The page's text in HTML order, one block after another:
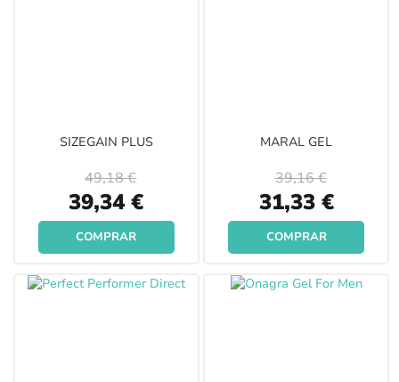
SIZEGAIN PLUS
Special
Price
39,34 €
49,18 €
COMPRAR
MARAL GEL
Special
Price
31,33 €
39,16 €
COMPRAR